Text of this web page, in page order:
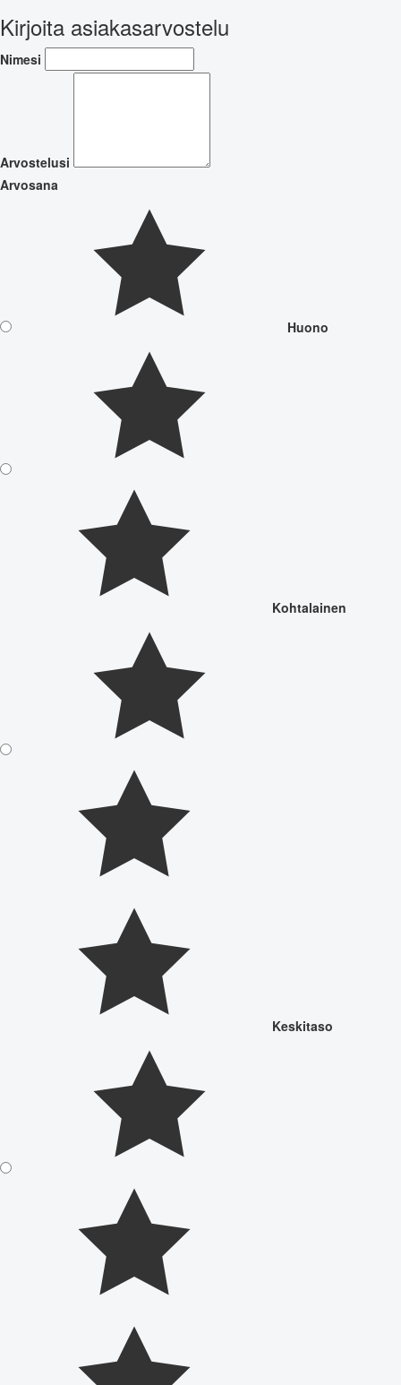
Kirjoita asiakasarvostelu
Nimesi
Arvostelusi
Arvosana
Huono
Kohtalainen
Keskitaso